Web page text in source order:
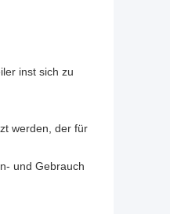
inst sich zu
werden, der für
und Gebrauch